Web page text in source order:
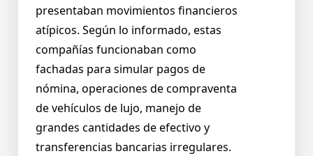
presentaban movimientos financieros
atípicos. Según lo informado, estas
compañías funcionaban como
fachadas para simular pagos de
nómina, operaciones de compraventa
de vehículos de lujo, manejo de
grandes cantidades de efectivo y
transferencias bancarias irregulares.